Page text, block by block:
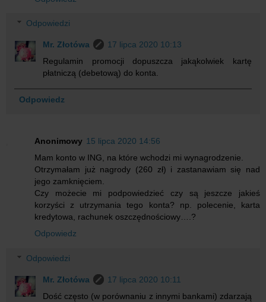
Odpowiedzi
Mr. Złotówa
17 lipca 2020 10:13
Regulamin promocji dopuszcza jakąkolwiek kartę
płatniczą (debetową) do konta.
Odpowiedz
Anonimowy 15 lipca 2020 14:56
Mam konto w ING, na które wchodzi mi wynagrodzenie.
Otrzymałam już nagrody (260 zł) i zastanawiam się nad
jego zamknięciem.
Czy możecie mi podpowiedzieć czy są jeszcze jakieś
korzyści z utrzymania tego konta? np. polecenie, karta
kredytowa, rachunek oszczędnościowy….?
Odpowiedz
Odpowiedzi
Mr. Złotówa
17 lipca 2020 10:11
Dość często (w porównaniu z innymi bankami) zdarzają